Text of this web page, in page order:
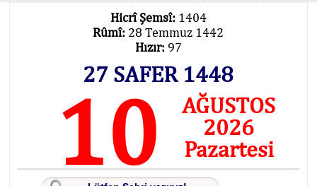
Hicrî Şemsî: 1404
Rûmî: 28 Temmuz 1442
Hızır: 97
27 SAFER 1448
10
AĞUSTOS
2026
Pazartesi